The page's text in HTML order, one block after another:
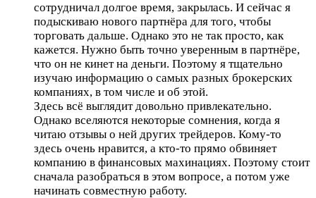
сотрудничал долгое время, закрылась. И сейчас я
подыскиваю нового партнёра для того, чтобы
торговать дальше. Однако это не так просто, как
кажется. Нужно быть точно уверенным в партнёре,
что он не кинет на деньги. Поэтому я тщательно
изучаю информацию о самых разных брокерских
компаниях, в том числе и об этой.
Здесь всё выглядит довольно привлекательно.
Однако вселяются некоторые сомнения, когда я
читаю отзывы о ней других трейдеров. Кому-то
здесь очень нравится, а кто-то прямо обвиняет
компанию в финансовых махинациях. Поэтому стоит
сначала разобраться в этом вопросе, а потом уже
начинать совместную работу.